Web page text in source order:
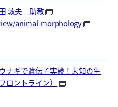
敦夫 助教
animal-morphology
ナギで遺伝子実験！未知の生
ロントライン）